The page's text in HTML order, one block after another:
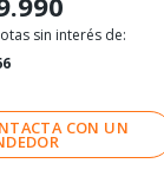
sin interés de:
CON UN